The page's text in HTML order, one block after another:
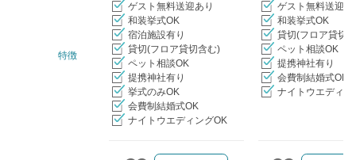
特徴
ゲスト無料送迎あり
和装挙式OK
宿泊施設有り
貸切(フロア貸切含む)
ペット相談OK
提携神社有り
挙式のみOK
会費制結婚式OK
ナイトウエディングOK
ゲスト無料送迎あ
和装挙式OK
貸切(フロア貸切
ペット相談OK
提携神社有り
会費制結婚式OK
ナイトウエディン